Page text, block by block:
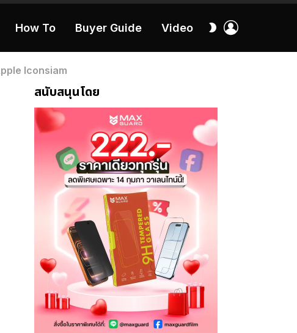
How To Buyer Guide Video
สลับ
Iconsiam
สนับสนุนโดย